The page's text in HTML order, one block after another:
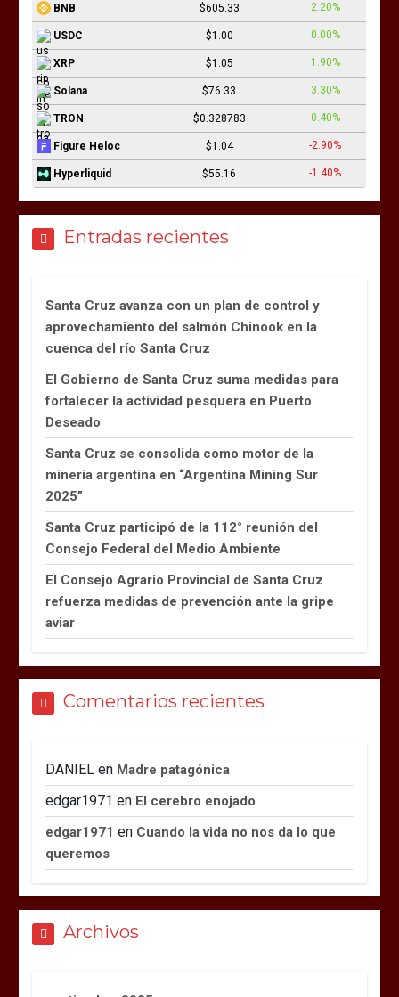
BNB $605.33 2.20%
USDC $1.00 0.00%
XRP $1.05 1.90%
Solana $76.33 3.30%
TRON $0.328783 0.40%
Figure Heloc $1.04 -2.90%
Hyperliquid $55.16 -1.40%
Entradas recientes
Santa Cruz avanza con un plan de control y
aprovechamiento del salmón Chinook en la
cuenca del río Santa Cruz
El Gobierno de Santa Cruz suma medidas para
fortalecer la actividad pesquera en Puerto
Deseado
Santa Cruz se consolida como motor de la
minería argentina en “Argentina Mining Sur
2025”
Santa Cruz participó de la 112° reunión del
Consejo Federal del Medio Ambiente
El Consejo Agrario Provincial de Santa Cruz
refuerza medidas de prevención ante la gripe
aviar
Comentarios recientes
DANIEL en Madre patagónica
edgar1971 en El cerebro enojado
edgar1971 en Cuando la vida no nos da lo que
queremos
Archivos